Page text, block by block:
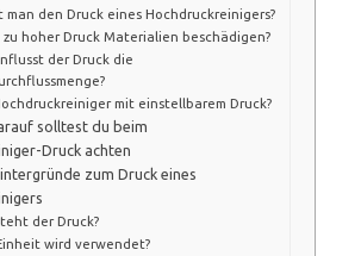
man den Druck eines Hochdruckreinigers?
zu hoher Druck Materialien beschädigen?
der Druck die
mit einstellbarem Druck?
solltest du beim
Druck achten
zum Druck eines
der Druck?
wird verwendet?